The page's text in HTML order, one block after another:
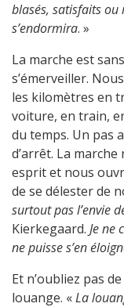
blasés, satisfaits ou
s’endormira. »
La marche est
s’émerveiller.
les kilomètres en
voiture, en train,
du temps. Un pas
d’arrêt. La
esprit et nous
de se délester de
surtout pas l’envie
Kierkegaard. Je ne
ne puisse s’en
Et n’oubliez pas
louange. «La